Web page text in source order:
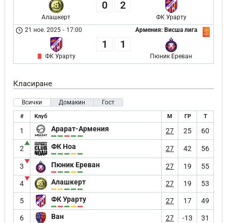
Алашкерт
0 2
ФК Урарту
Армения: Висша лига
21 ное. 2025 - 17:00
ФК Урарту
1 1
Пюник Ереван
Класиране
Всички Домакин Гост
# Клуб М ГР Т
1 Арарат-Армения 27 25 60
2
▲ ФК Ноа 27 42 56
3
▼ Пюник Ереван 27 19 55
4
▼ Алашкерт 27 19 53
5 ФК Урарту 27 17 49
6 Ван 27 -13 31